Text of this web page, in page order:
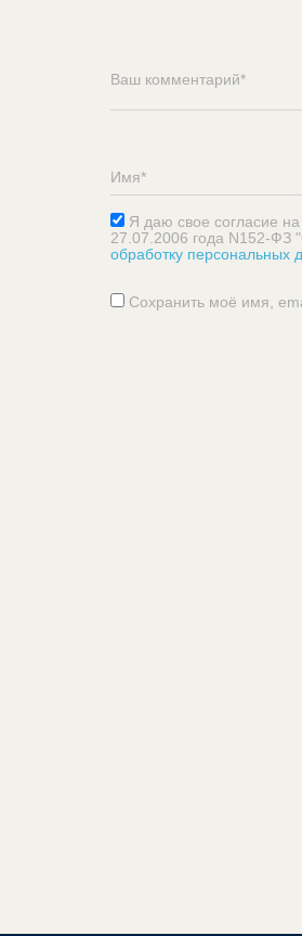
Я даю свое согласие
27.07.2006 года N152-ФЗ
обработку персональных
Сохранить моё имя,